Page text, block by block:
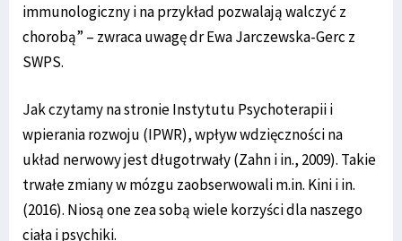
immunologiczny i na przykład pozwalają walczyć z
chorobą” – zwraca uwagę dr Ewa Jarczewska-Gerc z
SWPS.
Jak czytamy na stronie Instytutu Psychoterapii i
wpierania rozwoju (IPWR), wpływ wdzięczności na
układ nerwowy jest długotrwały (Zahn i in., 2009). Takie
trwałe zmiany w mózgu zaobserwowali m.in. Kini i in.
(2016). Niosą one zea sobą wiele korzyści dla naszego
ciała i psychiki.